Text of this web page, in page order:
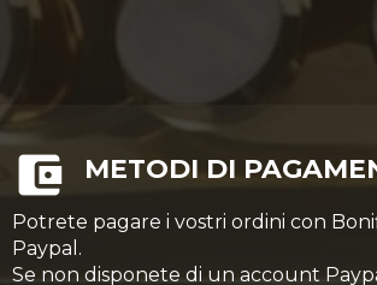
METODI DI
Potrete pagare i vostri ordini con
Paypal.
Se non disponete di un account